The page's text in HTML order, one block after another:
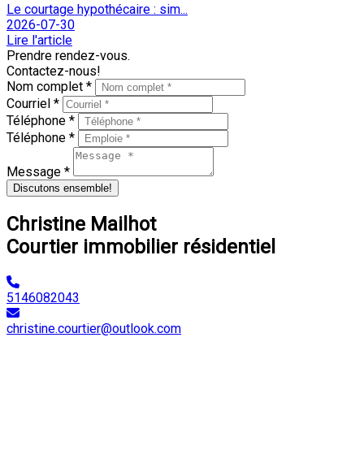
Le courtage hypothécaire : sim...
2026-07-30
Lire l'article
Prendre rendez-vous.
Contactez-nous!
Nom complet *
Courriel *
Téléphone *
Téléphone *
Message *
Discutons ensemble!
Christine Mailhot
Courtier immobilier résidentiel
5146082043
christine.courtier@outlook.com